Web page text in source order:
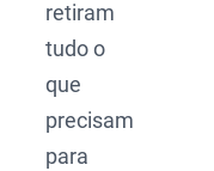
retiram
tudo o
que
precisam
para